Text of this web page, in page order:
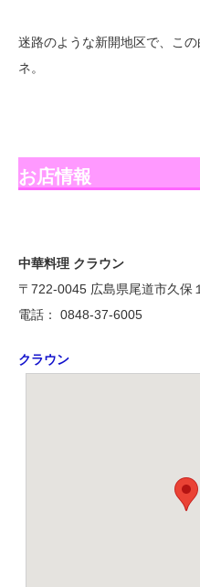
迷路のような新開地区で、こ
ネ。
お店情報
中華料理 クラウン
〒722-0045 広島県尾道市久保
電話： 0848-37-6005
クラウン